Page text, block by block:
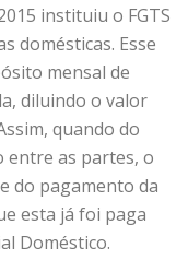
instituiu o FGTS
domésticas. Esse
mensal de
diluindo o valor
quando do
as partes, o
do pagamento da
esta já foi paga
Doméstico.